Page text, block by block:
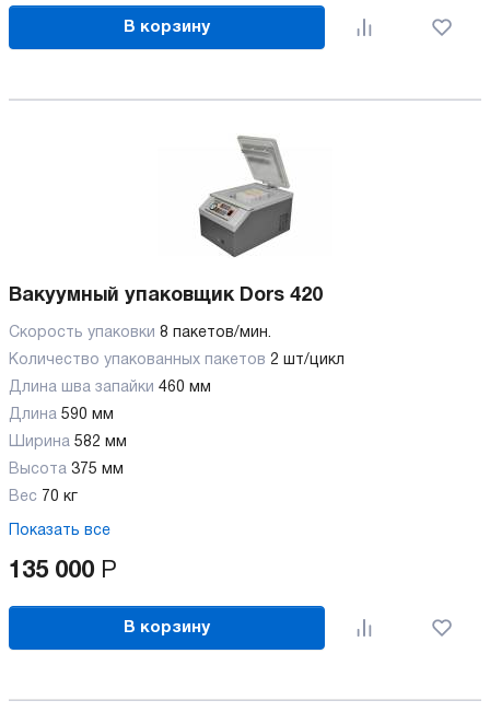
В корзину
Вакуумный упаковщик Dors 420
Скорость упаковки 8 пакетов/мин.
Количество упакованных пакетов 2 шт/цикл
Длина шва запайки 460 мм
Длина 590 мм
Ширина 582 мм
Высота 375 мм
Вес 70 кг
Показать все
135 000 Р
В корзину